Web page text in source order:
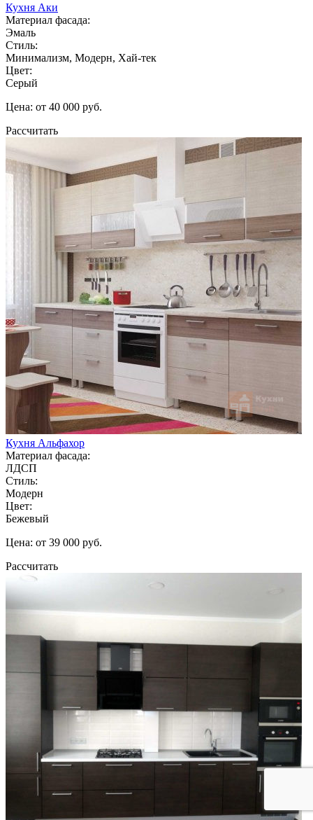
Кухня Аки
Материал фасада:
Эмаль
Стиль:
Минимализм, Модерн, Хай-тек
Цвет:
Серый
Цена: от 40 000 руб.
Рассчитать
Кухня Альфахор
Материал фасада:
ЛДСП
Стиль:
Модерн
Цвет:
Бежевый
Цена: от 39 000 руб.
Рассчитать